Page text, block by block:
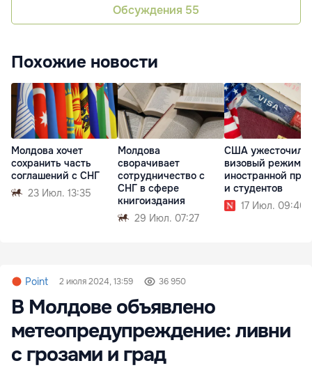
Обсуждения 55
Похожие новости
Молдова хочет
сохранить часть
соглашений с СНГ
23 Июл. 13:35
Молдова
сворачивает
сотрудничество с
СНГ в сфере
книгоиздания
29 Июл. 07:27
США ужесточили
визовый режим
иностранной
и студентов
17 Июл. 09:40
Point 2 июля 2024, 13:59 36 950
В Молдове объявлено
метеопредупреждение: ливни
с грозами и град